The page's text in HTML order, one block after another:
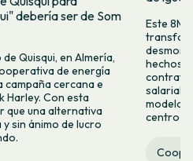
debería ser de Som
Quisqui, en Almería,
de energía
campaña cercana e
Harley. Con esta
que una alternativa
sin ánimo de lucro
Este 8M,
hechos y
salarial y
modelo
centro